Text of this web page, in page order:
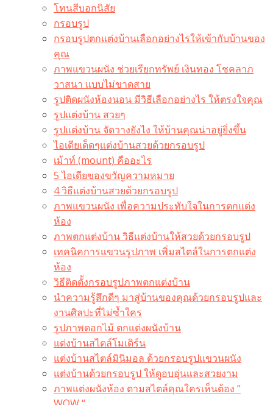
โทนสีบอกนิสัย
กรอบรูป
กรอบรูปตกแต่งบ้านเลือกอย่างไรให้เข้ากับบ้านของ
คุณ
ภาพแขวนผนัง ช่วยเรียกทรัพย์ เงินทอง โชคลาภ
วาสนา แบบไม่ขาดสาย
รูปติดผนังห้องนอน มีวิธีเลือกอย่างไร ให้ตรงใจคุณ
รูปแต่งบ้าน สวยๆ
รูปแต่งบ้าน จัดวางยังไง ให้บ้านคุณน่าอยู่ยิ่งขึ้น
ไอเดียเด็ดๆแต่งบ้านสวยด้วยกรอบรูป
เม้าท์ (mount) คืออะไร​
5 ไอเดียของขวัญความหมาย
4 วิธีแต่งบ้านสวยด้วยกรอบรูป
ภาพแขวนผนัง เพื่อความประทับใจในการตกแต่ง
ห้อง
ภาพตกแต่งบ้าน วิธีแต่งบ้านให้สวยด้วยกรอบรูป
เทคนิคการแขวนรูปภาพ เพิ่มสไตล์ในการตกแต่ง
ห้อง
วิธีติดตั้งกรอบรูปภาพตกแต่งบ้าน
นำความรู้สึกดีๆ มาสู่บ้านของคุณด้วยกรอบรูปและ
งานศิลปะที่ไม่ซ้ำใคร
รูปภาพดอกไม้ ตกแต่งผนังบ้าน
แต่งบ้านสไตล์โมเดิร์น
แต่งบ้านสไตล์มินิมอล ด้วยกรอบรูปแขวนผนัง
แต่งบ้านด้วยกรอบรูป ให้ดูอบอุ่นและสวยงาม
ภาพแต่งผนังห้อง ตามสไตล์คุณใครเห็นต้อง ”